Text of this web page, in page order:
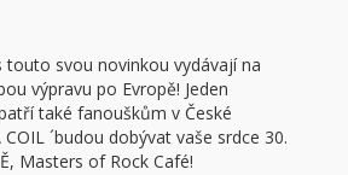
touto svou novinkou vydávají na
výpravu po Evropě! Jeden
také fanouškům v České
´budou dobývat vaše srdce 30.
Masters of Rock Café!